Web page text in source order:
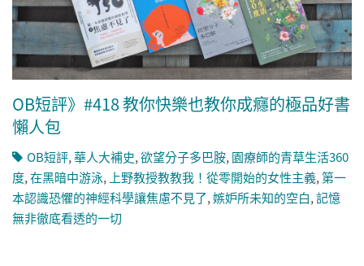
OB短評》#418 教你快樂也教你成癮的極品好書
懶人包
OB短評,華人大補史,欲望分子多巴胺,園療師的青草生活360
度,在黑暗中游泳,上野教授教教我！從零開始的女性主義,第一
本認識恐懼的神經科學讓焦慮不見了,嫉妒所未知的空白,記憶
無非徹底看透的一切